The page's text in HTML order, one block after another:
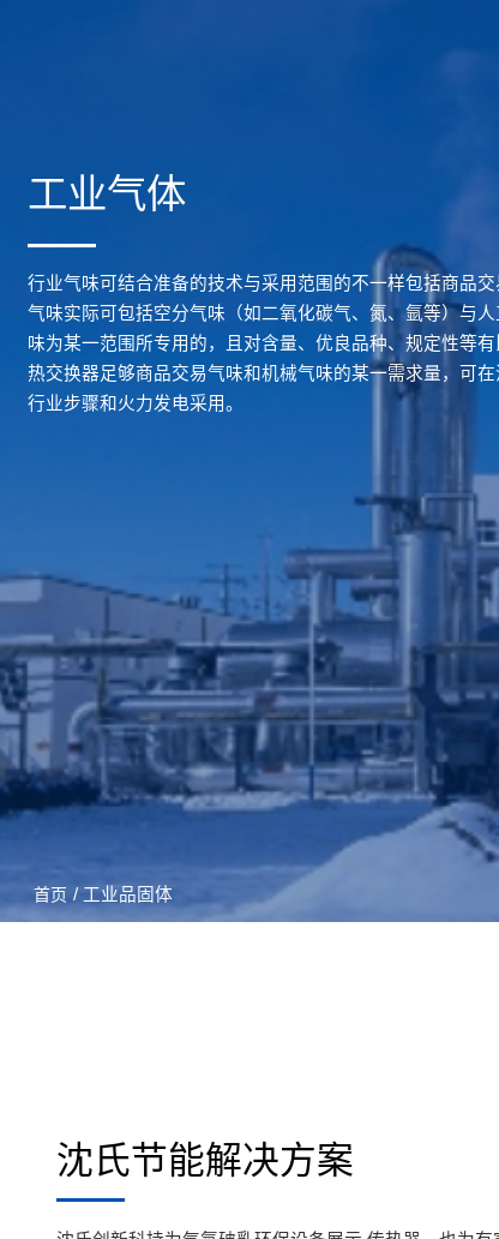
工业气体
行业气味可结合准备的技术与采用范围的不一样包括商品
气味实际可包括空分气味（如二氧化碳气、氮、氩等）与
味为某一范围所专用的，且对含量、优良品种、规定性等
热交换器足够商品交易气味和机械气味的某一需求量，可
行业步骤和火力发电采用。
首页 / 工业品固体
沈氏节能解决方案